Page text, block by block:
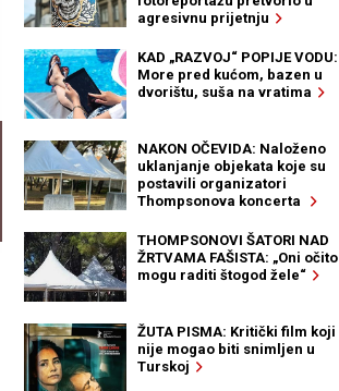
agresivnu prijetnju
KAD „RAZVOJ“ POPIJE VODU:
More pred kućom, bazen u
dvorištu, suša na vratima
NAKON OČEVIDA: Naloženo
uklanjanje objekata koje su
postavili organizatori
Thompsonova koncerta
THOMPSONOVI ŠATORI NAD
ŽRTVAMA FAŠISTA: „Oni očito
mogu raditi štogod žele“
ŽUTA PISMA: Kritički film koji
nije mogao biti snimljen u
Turskoj